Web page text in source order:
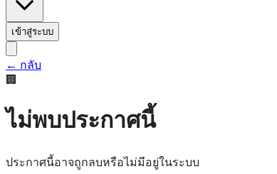
เข้าสู่ระบบ
← กลับ
🏢
ไม่พบประกาศนี้
ประกาศนี้อาจถูกลบหรือไม่มีอยู่ในระบบ